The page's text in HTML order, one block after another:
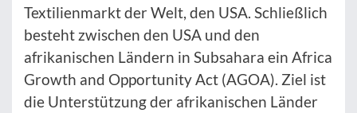
Textilienmarkt der Welt, den USA. Schließlich
besteht zwischen den USA und den
afrikanischen Ländern in Subsahara ein Africa
Growth and Opportunity Act (AGOA). Ziel ist
die Unterstützung der afrikanischen Länder